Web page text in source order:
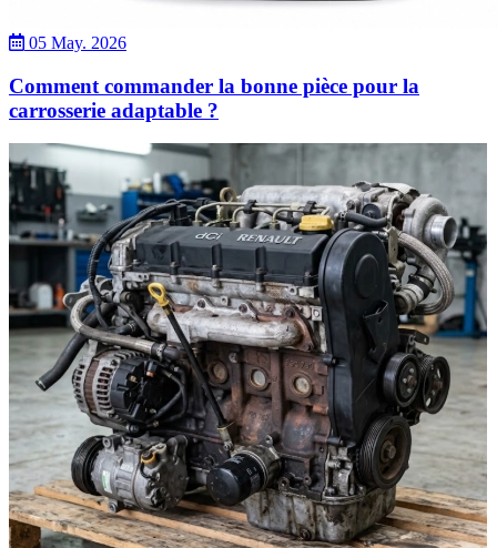
05 May. 2026
Comment commander la bonne pièce pour la
carrosserie adaptable ?